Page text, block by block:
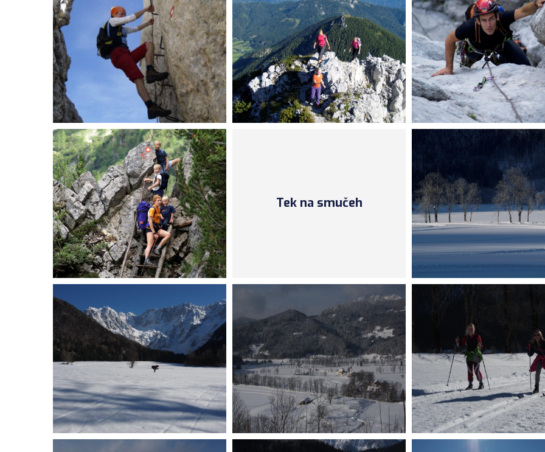
Tek na smučeh